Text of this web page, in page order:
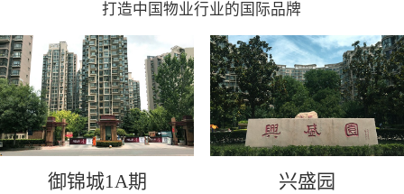
打造中国物业行业的国际品牌
御锦城1A期 兴盛园